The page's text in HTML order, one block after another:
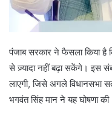
पंजाब सरकार ने फैसला किया
से ज़्यादा नहीं बढ़ा सकेंगे। इस
लाएगी, जिसे अगले विधानसभा
भगवंत सिंह मान ने यह घोषणा